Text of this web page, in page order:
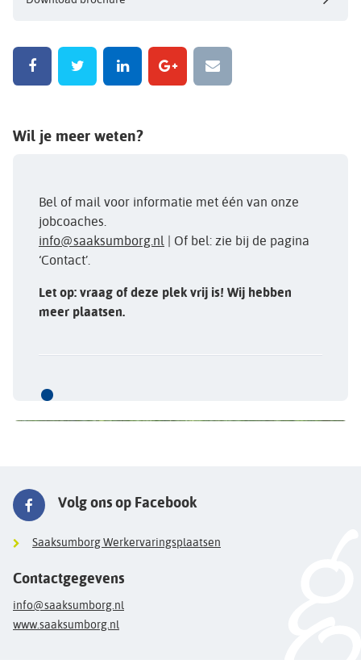
Wil je meer weten?
Bel of mail voor informatie met één van onze
jobcoaches.
info@saaksumborg.nl | Of bel: zie bij de pagina
‘Contact’.
Let op: vraag of deze plek vrij is! Wij hebben
meer plaatsen.
Volg ons op Facebook
Saaksumborg Werkervaringsplaatsen
Contactgegevens
info@saaksumborg.nl
www.saaksumborg.nl